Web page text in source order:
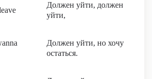
Должен уйти, должен
уйти,
Должен уйти, но хочу
остаться.